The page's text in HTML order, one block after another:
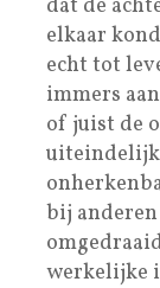
dat de
elkaar
echt tot
immers
of juist de
bij
werkelijke